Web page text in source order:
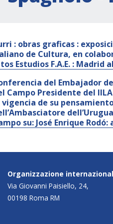
: obras graficas :
de Cultura, en
Estudios F.A.E. : Madrid
del Embajador
Campo Presidente del
vigencia de su
su: José Enrique
Organizzazione
Via Giovanni Paisiello, 24,
00198 Roma RM